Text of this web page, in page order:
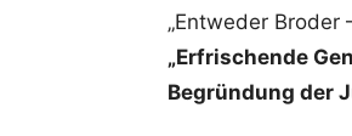
„Entweder Broder
„Erfrischende
Begründung der